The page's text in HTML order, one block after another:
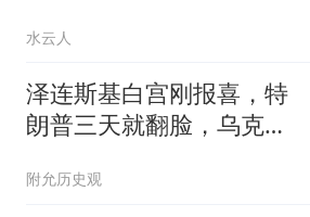
水云人
泽连斯基白宫刚报喜，特
朗普三天就翻脸，乌克兰
附允历史观